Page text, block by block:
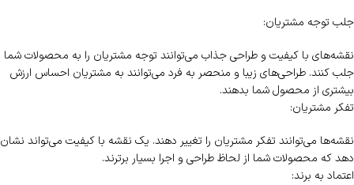
جلب توجه مشتریان:
نقشه‌های با کیفیت و طراحی جذاب می‌توانند توجه مشتریان را به محصولات شما
جلب کنند. طراحی‌های زیبا و منحصر به فرد می‌توانند به مشتریان احساس ارزش
بیشتری از محصول شما بدهند.
تفکر مشتریان:
نقشه‌ها می‌توانند تفکر مشتریان را تغییر دهند. یک نقشه با کیفیت می‌تواند نشان
دهد که محصولات شما از لحاظ طراحی و اجرا بسیار برترند.
اعتماد به برند: